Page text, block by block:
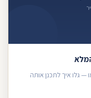
— גלו איך לתכנן אותה